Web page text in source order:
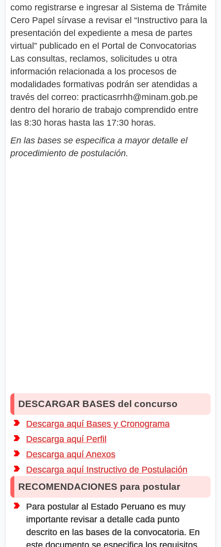
como registrarse e ingresar al Sistema de Trámite
Cero Papel sírvase a revisar el “Instructivo para la
presentación del expediente a mesa de partes
virtual” publicado en el Portal de Convocatorias
Las consultas, reclamos, solicitudes u otra
información relacionada a los procesos de
modalidades formativas podrán ser atendidas a
través del correo: practicasrrhh@minam.gob.pe
dentro del horario de trabajo comprendido entre
las 8:30 horas hasta las 17:30 horas.
En las bases se especifica a mayor detalle el
procedimiento de postulación.
DESCARGAR BASES del concurso
Descarga aquí Bases y Cronograma
Descarga aquí Perfil
Descarga aquí Anexos
Descarga aquí Instructivo de Postulación
RECOMENDACIONES para postular
Para postular al Estado Peruano es muy
importante revisar a detalle cada punto
descrito en las bases de la convocatoria. En
este documento se especifica los requisitos